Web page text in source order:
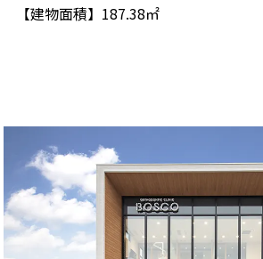
【建物面積】187.38㎡